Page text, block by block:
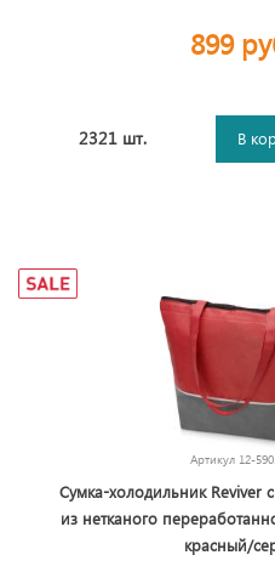
899
2321 шт. В
Артикул 12-
Сумка-холодильник Reviver
из нетканого
красный/